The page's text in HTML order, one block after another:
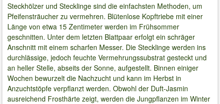
Steckhölzer und Stecklinge sind die einfachsten Methoden, um
Pfeifensträucher zu vermehren. Blütenlose Kopftriebe mit einer
Länge von etwa 15 Zentimeter werden im Frühsommer
geschnitten. Unter dem letzten Blattpaar erfolgt ein schräger
Anschnitt mit einem scharfen Messer. Die Stecklinge werden ins
durchlässige, jedoch feuchte Vermehrungssubstrat gesteckt und
an heller Stelle, abseits der Sonne, aufgestellt. Binnen einiger
Wochen bewurzelt die Nachzucht und kann im Herbst in
Anzuchtstöpfe verpflanzt werden. Obwohl der Duft-Jasmin
ausreichend Frosthärte zeigt, werden die Jungpflanzen im Winter